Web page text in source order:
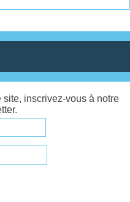
inscrivez-vous à notre